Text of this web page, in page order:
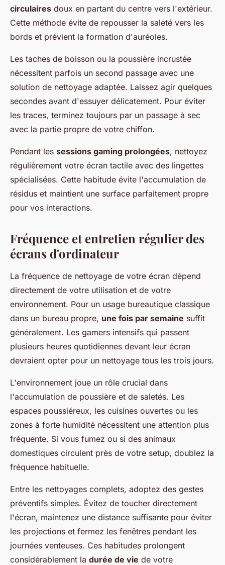
circulaires doux en partant du centre vers l'extérieur.
Cette méthode évite de repousser la saleté vers les
bords et prévient la formation d'auréoles.
Les taches de boisson ou la poussière incrustée
nécessitent parfois un second passage avec une
solution de nettoyage adaptée. Laissez agir quelques
secondes avant d'essuyer délicatement. Pour éviter
les traces, terminez toujours par un passage à sec
avec la partie propre de votre chiffon.
Pendant les sessions gaming prolongées, nettoyez
régulièrement votre écran tactile avec des lingettes
spécialisées. Cette habitude évite l'accumulation de
résidus et maintient une surface parfaitement propre
pour vos interactions.
Fréquence et entretien régulier des
écrans d'ordinateur
La fréquence de nettoyage de votre écran dépend
directement de votre utilisation et de votre
environnement. Pour un usage bureautique classique
dans un bureau propre, une fois par semaine suffit
généralement. Les gamers intensifs qui passent
plusieurs heures quotidiennes devant leur écran
devraient opter pour un nettoyage tous les trois jours.
L'environnement joue un rôle crucial dans
l'accumulation de poussière et de saletés. Les
espaces poussiéreux, les cuisines ouvertes ou les
zones à forte humidité nécessitent une attention plus
fréquente. Si vous fumez ou si des animaux
domestiques circulent près de votre setup, doublez la
fréquence habituelle.
Entre les nettoyages complets, adoptez des gestes
préventifs simples. Évitez de toucher directement
l'écran, maintenez une distance suffisante pour éviter
les projections et fermez les fenêtres pendant les
journées venteuses. Ces habitudes prolongent
considérablement la durée de vie de votre